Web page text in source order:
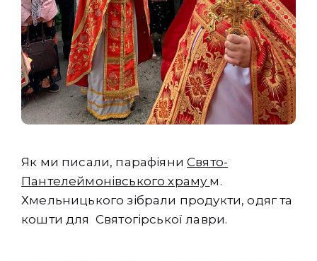
Як ми писали, парафіяниСвято-
Пантелеймонівського храму м.
Хмельницького зібрали продукти, одяг та
кошти для Святогірської лаври.